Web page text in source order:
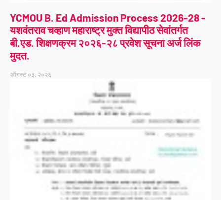
YCMOU B. Ed Admission Process 2026-28 -
यशवंतराव चव्हाण महाराष्ट्र मुक्त विद्यापीठ सेवांतर्गत
बी.एड. शिक्षणक्रम २०२६-२८ प्रवेश सूचना अर्ज लिंक
मुदत.
ऑगस्ट ०३, २०२६